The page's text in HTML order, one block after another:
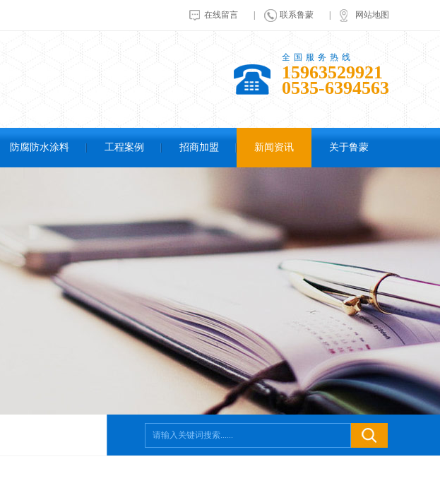
在线留言 联系鲁蒙 网站地图
全国服务热线
15963529921
0535-6394563
防腐防水涂料 工程案例 招商加盟 新闻资讯 关于鲁蒙